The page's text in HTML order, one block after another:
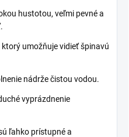
hustotou, veľmi pevné a
umožňuje vidieť špinavú
nádrže čistou vodou.
vyprázdnenie
ľahko prístupné a